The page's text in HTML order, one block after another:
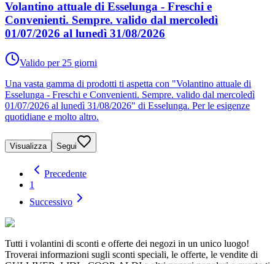
Volantino attuale di Esselunga - Freschi e
Convenienti. Sempre. valido dal mercoledì
01/07/2026 al lunedì 31/08/2026
Valido per 25 giorni
Una vasta gamma di prodotti ti aspetta con "Volantino attuale di
Esselunga - Freschi e Convenienti. Sempre. valido dal mercoledì
01/07/2026 al lunedì 31/08/2026" di Esselunga. Per le esigenze
quotidiane e molto altro.
Visualizza Segui
Precedente
1
Successivo
Tutti i volantini di sconti e offerte dei negozi in un unico luogo!
Troverai informazioni sugli sconti speciali, le offerte, le vendite di